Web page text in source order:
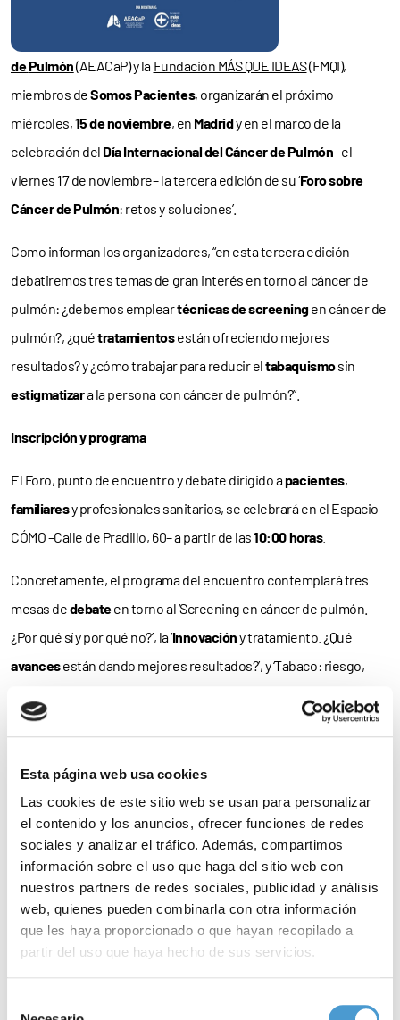
Esta página web usa cookies
Las cookies de este sitio web se usan para personalizar
el contenido y los anuncios, ofrecer funciones de redes
sociales y analizar el tráfico. Además, compartimos
información sobre el uso que haga del sitio web con
nuestros partners de redes sociales, publicidad y análisis
web, quienes pueden combinarla con otra información
que les haya proporcionado o que hayan recopilado a
partir del uso que haya hecho de sus servicios.
de cookies
dePulmón(AEACaP) y la Fundación MÁS QUE IDEAS(FMQI),
miembros deSomos Pacientes, organizarán el próximo
miércoles,15 de noviembre, en Madridy en el marco de la
celebración del Día Internacional del Cáncer de Pulmón–el
viernes 17 de noviembre– la tercera edición de su ‘Foro sobre
Cáncer de Pulmón: retos y soluciones’.
Como informan los organizadores, “en esta tercera edición
debatiremos tres temas de gran interés en torno al cáncer de
pulmón: ¿debemos empleartécnicas de screeningen cáncer de
pulmón?, ¿quétratamientosestán ofreciendo mejores
resultados? y ¿cómo trabajar para reducir eltabaquismosin
estigmatizara la persona con cáncer de pulmón?”.
Inscripción y programa
El Foro, punto de encuentro y debate dirigido apacientes,
familiaresy profesionales sanitarios, se celebrará en el Espacio
CÓMO –Calle de Pradillo, 60– a partir de las10:00 horas.
Concretamente, el programa del encuentro contemplará tres
mesas dedebateen torno al ‘Screening en cáncer de pulmón.
¿Por qué sí y por qué no?’, la ‘Innovacióny tratamiento. ¿Qué
avancesestán dando mejores resultados?’, y ‘Tabaco: riesgo,
Paraconsultar el programade la jornada,clica aquí.
La asistencia al Foro es totalmente
completar el aforo, si bien también puedes reservar tu plazaa
través de
este enlace
Como concluye la FMQI, “también te invitamos a conocer
laprimeray lasegundaedición de este evento. A través de los
enlaces podrás ver lasimágenes y vídeosde esta iniciativa”.
(AEACaP), asociación de pacientes dedicada al